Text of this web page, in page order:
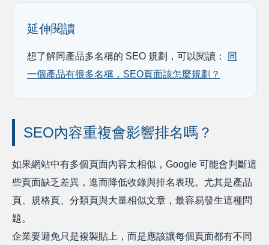
延伸閱讀
想了解同產品多名稱的 SEO 規劃，可以閱讀：
同
一個產品有很多名稱，SEO頁面該怎麼規劃？
SEO內容重複會影響排名嗎？
如果網站中有多個頁面內容太相似，Google 可能會判斷這
些頁面缺乏差異，進而降低收錄與排名表現。尤其是產品
頁、規格頁、分類頁與大量相似文章，最容易發生這種問
題。
企業要避免只是複製貼上，而是應該讓每個頁面都有不同